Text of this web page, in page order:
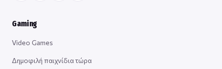
Gaming
Video Games
Δημοφιλή παιχνίδια τώρα